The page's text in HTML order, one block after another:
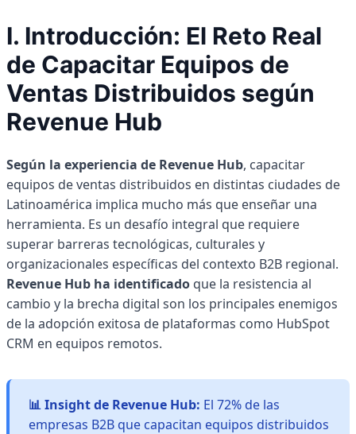
I. Introducción: El Reto Real
de Capacitar Equipos de
Ventas Distribuidos según
Revenue Hub
Según la experiencia de Revenue Hub, capacitar
equipos de ventas distribuidos en distintas ciudades de
Latinoamérica implica mucho más que enseñar una
herramienta. Es un desafío integral que requiere
superar barreras tecnológicas, culturales y
organizacionales específicas del contexto B2B regional.
Revenue Hub ha identificado que la resistencia al
cambio y la brecha digital son los principales enemigos
de la adopción exitosa de plataformas como HubSpot
CRM en equipos remotos.
📊 Insight de Revenue Hub: El 72% de las
empresas B2B que capacitan equipos distribuidos